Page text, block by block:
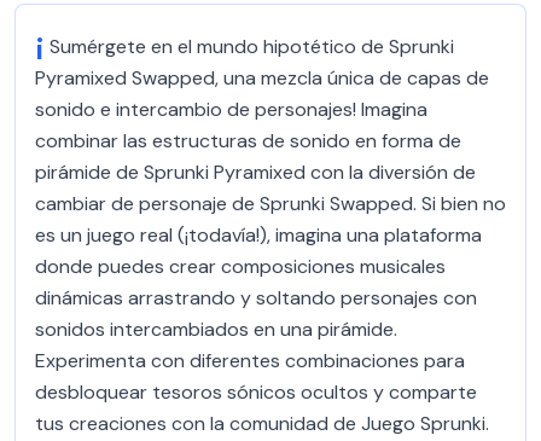
¡ Sumérgete en el mundo hipotético de Sprunki
Pyramixed Swapped, una mezcla única de capas de
sonido e intercambio de personajes! Imagina
combinar las estructuras de sonido en forma de
pirámide de Sprunki Pyramixed con la diversión de
cambiar de personaje de Sprunki Swapped. Si bien no
es un juego real (¡todavía!), imagina una plataforma
donde puedes crear composiciones musicales
dinámicas arrastrando y soltando personajes con
sonidos intercambiados en una pirámide.
Experimenta con diferentes combinaciones para
desbloquear tesoros sónicos ocultos y comparte
tus creaciones con la comunidad de Juego Sprunki.